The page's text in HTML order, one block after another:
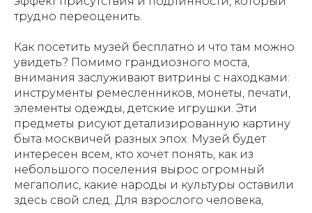
трудно переоценить.
Как посетить музей бесплатно и что там можно
увидеть? Помимо грандиозного моста,
внимания заслуживают витрины с находками:
инструменты ремесленников, монеты, печати,
элементы одежды, детские игрушки. Эти
предметы рисуют детализированную картину
быта москвичей разных эпох. Музей будет
интересен всем, кто хочет понять, как из
небольшого поселения вырос огромный
мегаполис, какие народы и культуры оставили
здесь свой след. Для взрослого человека,